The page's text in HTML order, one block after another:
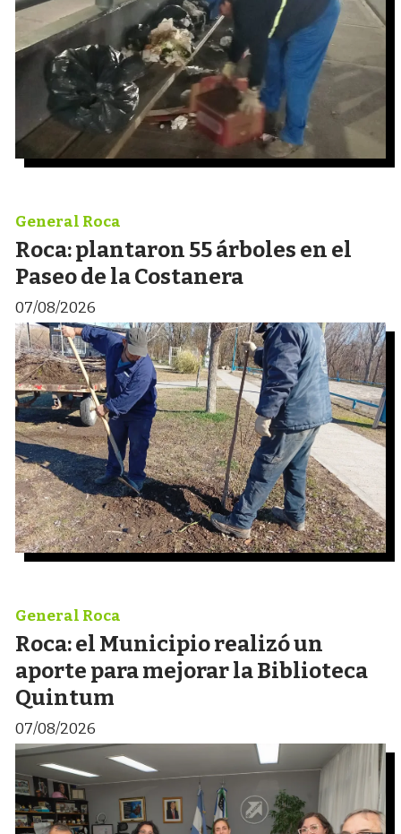
Roca: plantaron 55 árboles en el
Paseo de la Costanera
General Roca
07/08/2026
Roca: el Municipio realizó un
aporte para mejorar la Biblioteca
Quintum
General Roca
07/08/2026